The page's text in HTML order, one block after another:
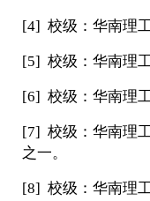
[4] 校级：华南理
[5] 校级：华南理
[6] 校级：华南理
[7] 校级：华南理
之一。
[8] 校级：华南理